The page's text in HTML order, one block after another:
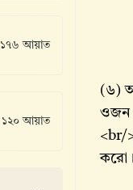
১৭৬ আয়াত
১২০ আয়াত
(৬)
ওজন
<br/
করো।